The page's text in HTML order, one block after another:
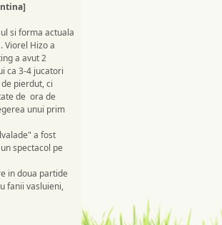
si forma actuala
Viorel Hizo a
a avut 2
ca 3-4 jucatori
pierdut, ci
de ora de
unui prim
a fost
spectacol pe
in doua partide
fanii vasluieni,